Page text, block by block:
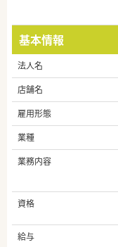
基本情報
法人名
店舗名
雇用形態
業種
業務内容
資格
給与